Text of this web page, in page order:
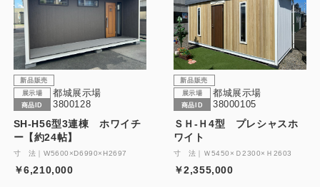
新品販売
展示場
都城展示場
商品ID 3800128
SH-H56型3連棟 ホワイチ
ー【約24帖】
寸 法｜W5600×D6990×H2697
￥6,210,000
新品販売
展示場
都城展示場
商品ID 38000105
ＳＨ-Ｈ4型 プレシャスホ
ワイト
寸 法｜Ｗ5450×Ｄ2300×Ｈ2603
￥2,355,000